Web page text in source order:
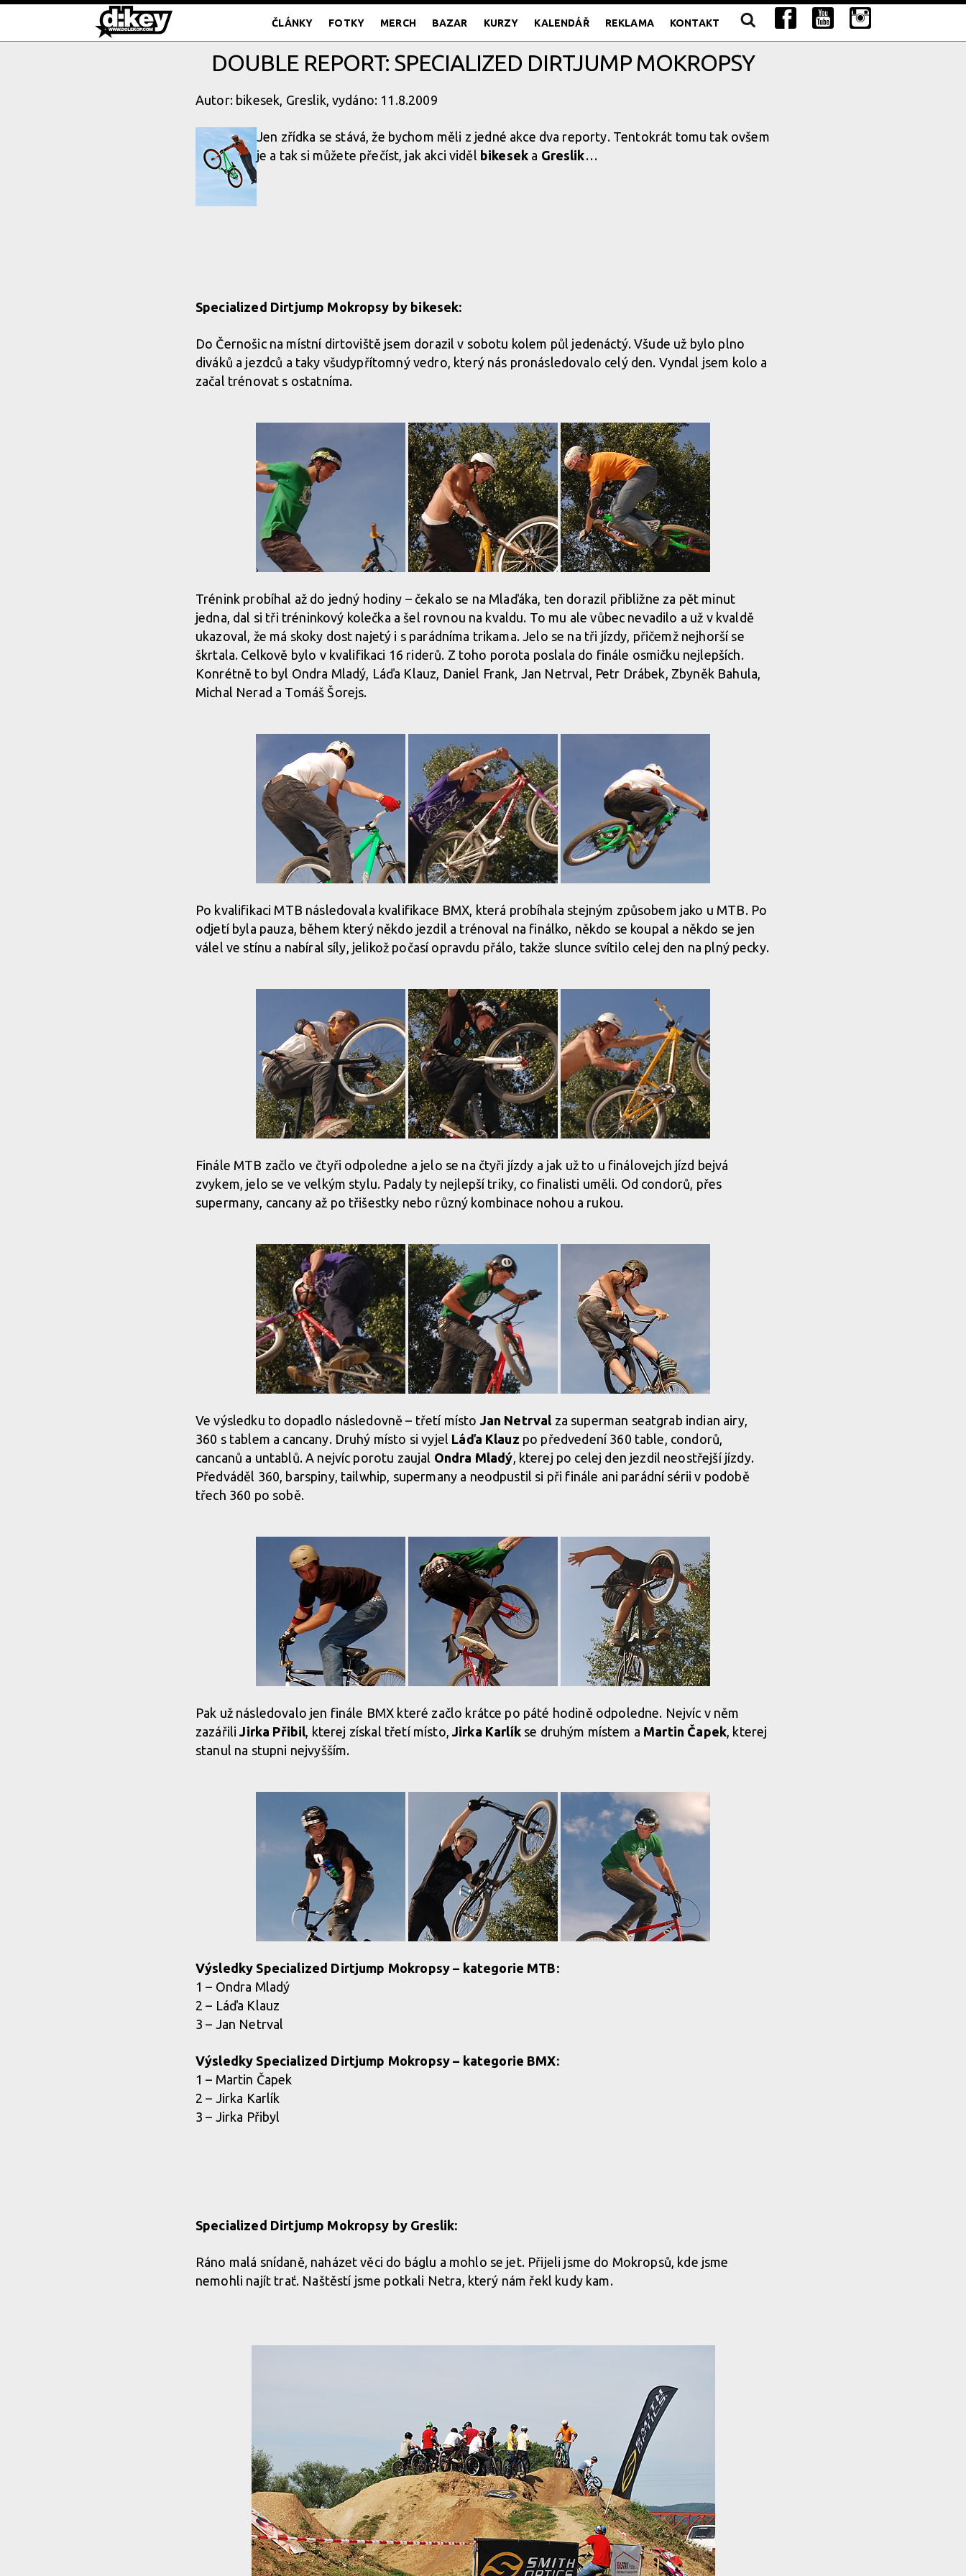
ČLÁNKY FOTKY MERCH BAZAR KURZY KALENDÁŘ REKLAMA KONTAKT
DOUBLE REPORT: SPECIALIZED DIRTJUMP MOKROPSY
Autor: bikesek, Greslik, vydáno: 11.8.2009
Jen zřídka se stává, že bychom měli z jedné akce dva reporty. Tentokrát tomu tak ovšem
je a tak si můžete přečíst, jak akci viděl bikesek a Greslik…
Specialized Dirtjump Mokropsy by bikesek:
Do Černošic na místní dirtoviště jsem dorazil v sobotu kolem půl jedenáctý. Všude už bylo plno
diváků a jezdců a taky všudypřítomný vedro, který nás pronásledovalo celý den. Vyndal jsem kolo a
začal trénovat s ostatníma.
Trénink probíhal až do jedný hodiny – čekalo se na Mlaďáka, ten dorazil přibližne za pět minut
jedna, dal si tři tréninkový kolečka a šel rovnou na kvaldu. To mu ale vůbec nevadilo a už v kvaldě
ukazoval, že má skoky dost najetý i s parádníma trikama. Jelo se na tři jízdy, přičemž nejhorší se
škrtala. Celkově bylo v kvalifikaci 16 riderů. Z toho porota poslala do finále osmičku nejlepších.
Konrétně to byl Ondra Mladý, Láďa Klauz, Daniel Frank, Jan Netrval, Petr Drábek, Zbyněk Bahula,
Michal Nerad a Tomáš Šorejs.
Po kvalifikaci MTB následovala kvalifikace BMX, která probíhala stejným způsobem jako u MTB. Po
odjetí byla pauza, během který někdo jezdil a trénoval na finálko, někdo se koupal a někdo se jen
válel ve stínu a nabíral síly, jelikož počasí opravdu přálo, takže slunce svítilo celej den na plný pecky.
Finále MTB začlo ve čtyři odpoledne a jelo se na čtyři jízdy a jak už to u finálovejch jízd bejvá
zvykem, jelo se ve velkým stylu. Padaly ty nejlepší triky, co finalisti uměli. Od condorů, přes
supermany, cancany až po třišestky nebo různý kombinace nohou a rukou.
Ve výsledku to dopadlo následovně – třetí místo Jan Netrval za superman seatgrab indian airy,
360 s tablem a cancany. Druhý místo si vyjel Láďa Klauz po předvedení 360 table, condorů,
cancanů a untablů. A nejvíc porotu zaujal Ondra Mladý, kterej po celej den jezdil neostřejší jízdy.
Předváděl 360, barspiny, tailwhip, supermany a neodpustil si při finále ani parádní sérii v podobě
třech 360 po sobě.
Pak už následovalo jen finále BMX které začlo krátce po páté hodině odpoledne. Nejvíc v něm
zazářiliJirka Přibil, kterej získal třetí místo,Jirka Karlíkse druhým místem a Martin Čapek, kterej
stanul na stupni nejvyšším.
Výsledky Specialized Dirtjump Mokropsy – kategorie MTB:
1 – Ondra Mladý
2 – Láďa Klauz
3 – Jan Netrval
Výsledky Specialized Dirtjump Mokropsy – kategorie BMX:
1 – Martin Čapek
2 – Jirka Karlík
3 – Jirka Přibyl
Specialized Dirtjump Mokropsy by Greslik:
Ráno malá snídaně, naházet věci do báglu a mohlo se jet. Přijeli jsme do Mokropsů, kde jsme
nemohli najít trať. Naštěstí jsme potkali Netra, který nám řekl kudy kam.